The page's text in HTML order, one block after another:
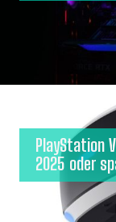
PlayStation
2025 oder